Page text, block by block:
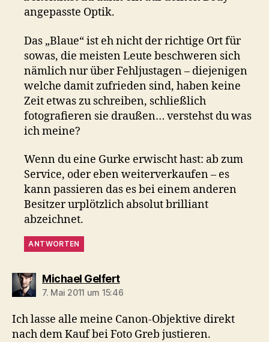
angepasste Optik.
Das „Blaue“ ist eh nicht der richtige Ort für
sowas, die meisten Leute beschweren sich
nämlich nur über Fehljustagen – diejenigen
welche damit zufrieden sind, haben keine
Zeit etwas zu schreiben, schließlich
fotografieren sie draußen… verstehst du was
ich meine?
Wenn du eine Gurke erwischt hast: ab zum
Service, oder eben weiterverkaufen – es
kann passieren das es bei einem anderen
Besitzer urplötzlich absolut brilliant
abzeichnet.
ANTWORTEN
Michael Gelfertsagt:
7. Mai 2011 um 15:46
Ich lasse alle meine Canon-Objektive direkt
nach dem Kauf bei Foto Greb justieren.